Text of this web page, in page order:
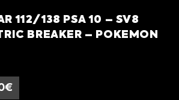
112/138 PSA 10 – SV8
BREAKER – POKEMON
€